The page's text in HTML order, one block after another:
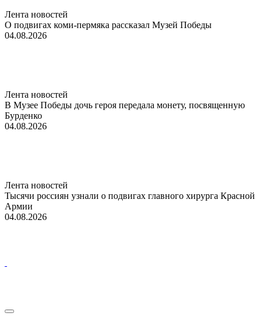
Лента новостей
О подвигах коми-пермяка рассказал Музей Победы
04.08.2026
Лента новостей
В Музее Победы дочь героя передала монету, посвященную
Бурденко
04.08.2026
Лента новостей
Тысячи россиян узнали о подвигах главного хирурга Красной
Армии
04.08.2026